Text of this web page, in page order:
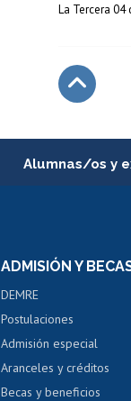
La Tercera 04
Alumnas/os y
Consulta y
Servicio médico y
Pago de arancel y
Pago de arancel y
Certificado de
ADMISIÓN Y
DEMRE
Postulaciones
Admisión especial
Aranceles y créditos
Becas y beneficios